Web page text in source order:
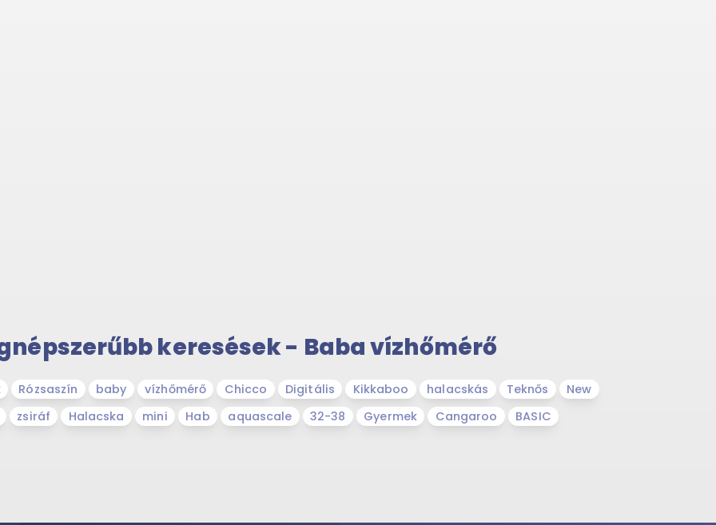
keresések - Baba vízhőmérő
Rózsaszín baby vízhőmérő Chicco Digitális Kikkaboo halacskás Teknős
New
zsiráf
Halacska mini Hab aquascale 32-38 Gyermek Cangaroo BASIC